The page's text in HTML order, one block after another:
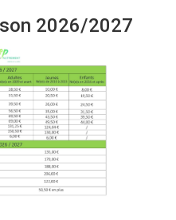
2026/2027